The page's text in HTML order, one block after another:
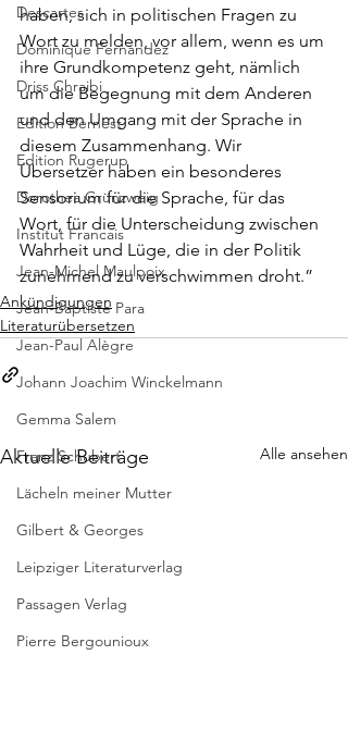
Descartes
Dominique Fernandez
Driss Chraibi
Edition Bernest
Edition Rugerup
Dorothea Grünzweig
Institut Francais
Jean-Michel Maulpoix
Jean-Baptiste Para
Jean-Paul Alègre
Johann Joachim Winckelmann
Gemma Salem
Franz Schubert
Lächeln meiner Mutter
Gilbert & Georges
Leipziger Literaturverlag
Passagen Verlag
Pierre Bergounioux
haben, sich in politischen Fragen zu
Wort zu melden, vor allem, wenn es um
ihre Grundkompetenz geht, nämlich
um die Begegnung mit dem Anderen
und den Umgang mit der Sprache in
diesem Zusammenhang. Wir
Übersetzer haben ein besonderes
Sensorium für die Sprache, für das
Wort, für die Unterscheidung zwischen
Wahrheit und Lüge, die in der Politik
zunehmend zu verschwimmen droht.”
Ankündigungen
Literaturübersetzen
Aktuelle Beiträge Alle ansehen